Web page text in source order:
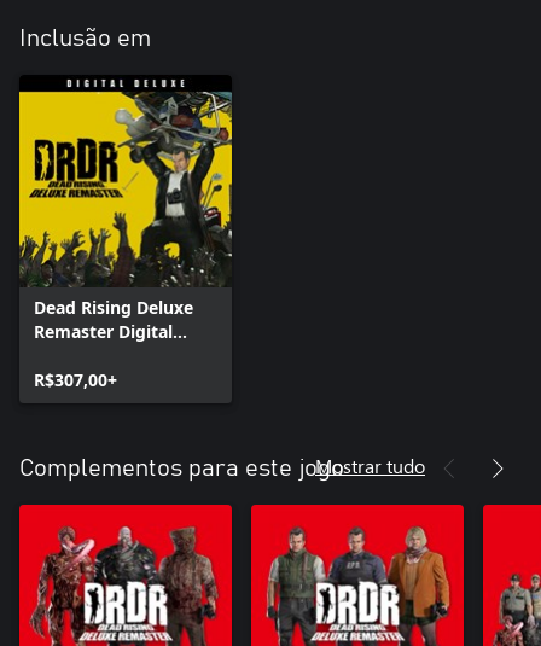
Inclusão em
Dead Rising Deluxe
Remaster Digital
R$307,00+
Complementos para este jogoMostrar tudo